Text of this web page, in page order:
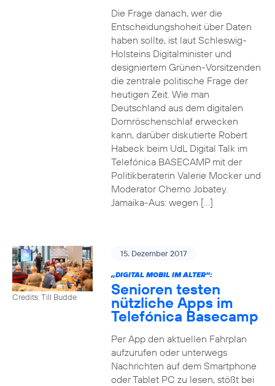
Die Frage danach, wer die
Entscheidungshoheit über Daten
haben sollte, ist laut Schleswig-
Holsteins Digitalminister und
designiertem Grünen-Vorsitzenden
die zentrale politische Frage der
heutigen Zeit. Wie man
Deutschland aus dem digitalen
Dornröschenschlaf erwecken
kann, darüber diskutierte Robert
Habeck beim UdL Digital Talk im
Telefónica BASECAMP mit der
Politikberaterin Valerie Mocker und
Moderator Cherno Jobatey.
Jamaika-Aus: wegen […]
Credits: Till Budde
15. Dezember 2017
„DIGITAL MOBIL IM ALTER“:
Senioren testen
nützliche Apps im
Telefónica Basecamp
Per App den aktuellen Fahrplan
aufzurufen oder unterwegs
Nachrichten auf dem Smartphone
oder Tablet PC zu lesen, stößt bei